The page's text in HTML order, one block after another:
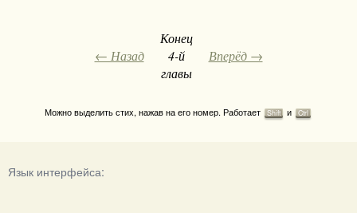
← Назад
Конец
4-й
главы
Вперёд →
Можно выделить стих, нажав на его номер. Работает Shift и Ctrl
Язык интерфейса: